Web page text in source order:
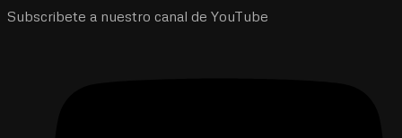
Subscribete a nuestro canal de YouTube